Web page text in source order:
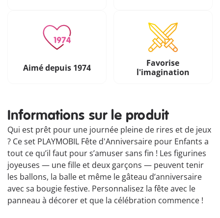
Aimé depuis 1974
Favorise
l'imagination
Informations sur le produit
Qui est prêt pour une journée pleine de rires et de jeux
? Ce set PLAYMOBIL Fête d'Anniversaire pour Enfants a
tout ce qu’il faut pour s’amuser sans fin ! Les figurines
joyeuses — une fille et deux garçons — peuvent tenir
les ballons, la balle et même le gâteau d’anniversaire
avec sa bougie festive. Personnalisez la fête avec le
panneau à décorer et que la célébration commence !